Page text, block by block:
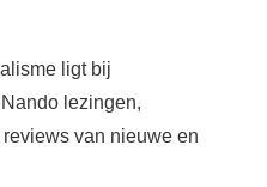
ligt bij
lezingen,
van nieuwe en